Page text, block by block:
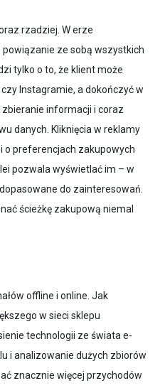
rzadziej. W erze
ze sobą wszystkich
tylko o to, że klient może
Instagramie, a dokończyć w
informacji i coraz
danych. Kliknięcia w reklamy
preferencjach zakupowych
pozwala wyświetlać im – w
do zainteresowań.
ścieżkę zakupową niemal
offline i online. Jak
w sieci sklepu
technologii ze świata e-
i analizowanie dużych zbiorów
znacznie więcej przychodów